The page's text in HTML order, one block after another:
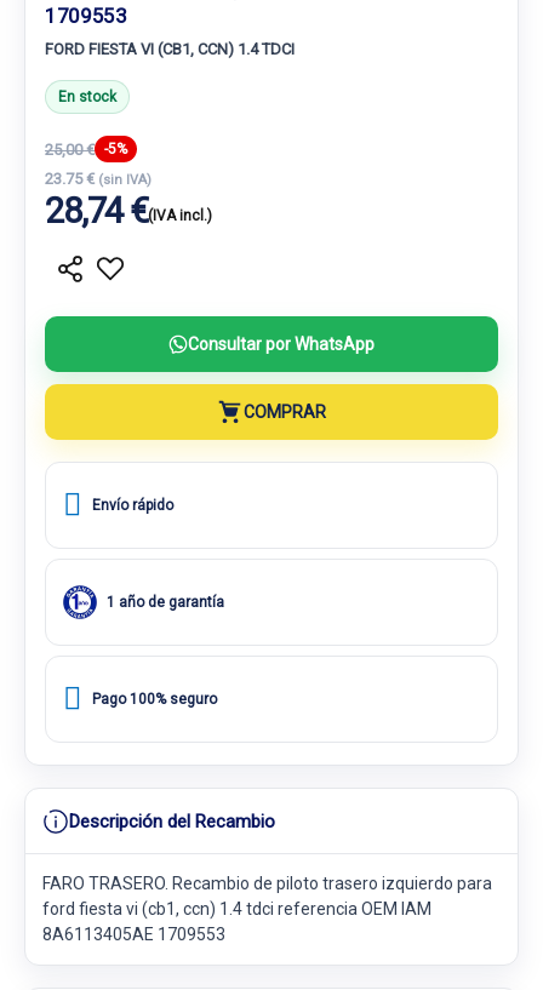
1709553
FORD FIESTA VI (CB1, CCN) 1.4 TDCI
En stock
25,00 € -5%
23.75 € (sin IVA)
28,74 €(IVA incl.)
Consultar por WhatsApp
COMPRAR
Envío rápido
1 año de garantía
Pago 100% seguro
Descripción del Recambio
FARO TRASERO. Recambio de piloto trasero izquierdo para
ford fiesta vi (cb1, ccn) 1.4 tdci referencia OEM IAM
8A6113405AE 1709553